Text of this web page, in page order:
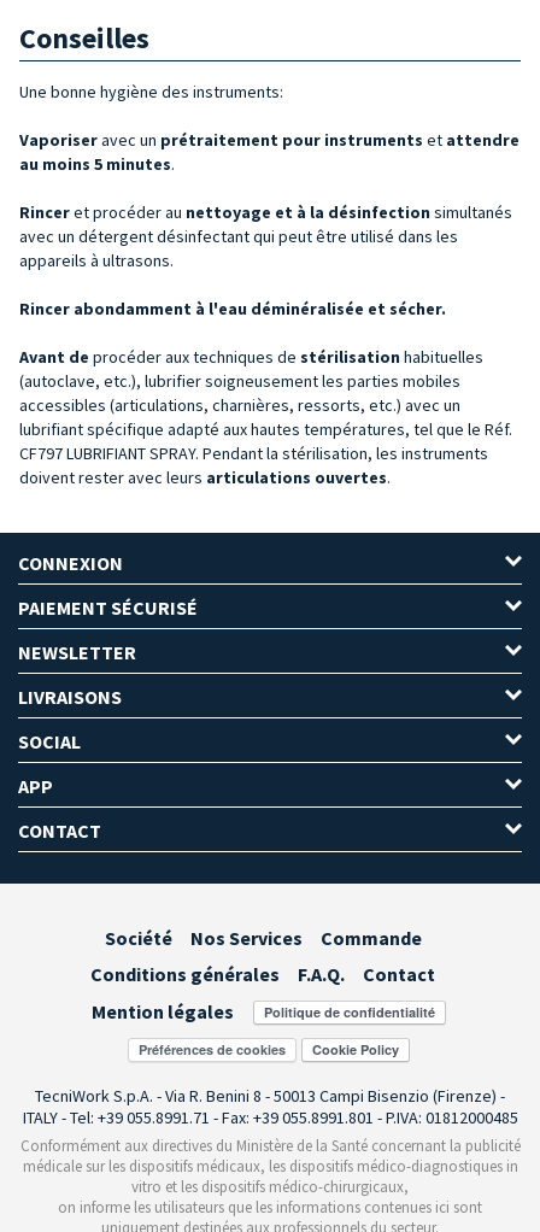
Conseilles
Une bonne hygiène des instruments:
Vaporiseravec un prétraitement pour instruments et attendre
au moins 5 minutes.
Rinceret procéder au nettoyage et à la désinfection simultanés
avec un détergent désinfectant qui peut être utilisé dans les
appareils à ultrasons.
Rincer abondamment à l'eau déminéralisée et sécher.
Avant de procéder aux techniques de stérilisation habituelles
(autoclave, etc.), lubrifier soigneusement les parties mobiles
accessibles (articulations, charnières, ressorts, etc.) avec un
lubrifiant spécifique adapté aux hautes températures, tel que le Réf.
CF797 LUBRIFIANT SPRAY. Pendant la stérilisation, les instruments
doivent rester avec leurs articulations ouvertes.
CONNEXION
PAIEMENT SÉCURISÉ
NEWSLETTER
LIVRAISONS
SOCIAL
APP
CONTACT
Société Nos Services
Commande
Conditions générales
F.A.Q.
Contact
Mention légales
Préférences de cookies
TecniWork S.p.A. - Via R. Benini 8 - 50013 Campi Bisenzio (Firenze) -
ITALY - Tel: +39 055.8991.71 - Fax: +39 055.8991.801 - P.IVA: 01812000485
Conformément aux directives du Ministère de la Santé concernant la publicité
médicale sur les dispositifs médicaux, les dispositifs médico-diagnostiques in
vitro et les dispositifs médico-chirurgicaux,
on informe les utilisateurs que les informations contenues ici sont
uniquement destinées aux professionnels du secteur.